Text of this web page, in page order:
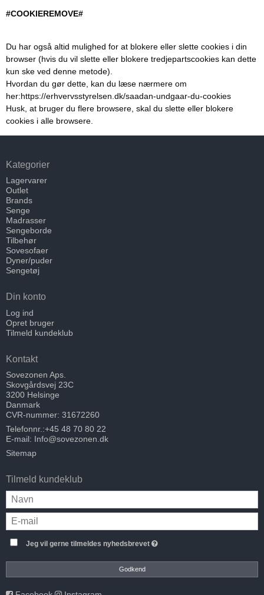
#COOKIEREMOVE#
Du har også altid mulighed for at blokere eller slette cookies i din
browser (hvis du vil slette eller blokere tredjepartscookies kan dette
kun ske ved denne metode).
Hvordan du gør dette, kan du læse nærmere om
her:https://erhvervsstyrelsen.dk/saadan-undgaar-du-cookies
Husk, at bruger du flere browsere, skal du slette eller blokere
cookies i alle browsere.
Kategorier
Lagervarer
Outlet
Brands
Senge
Madrasser
Sengeborde
Tilbehør
Sovesofaer
Dyner/puder
Sengetøj
Din konto
Log ind
Opret bruger
Tilmeld kundeklub
Kontakt
Sovezonen Aps.
Skovgårdsvej 23C
3200 Helsinge
Danmark
CVR-nummer: 31672260
Telefonnr.:+45 48 70 80 22
E-mail: Info@sovezonen.dk
Sitemap
Tilmeld kundeklub
Jeg vil gerne tilmeldes nyhedsbrevet
Godkend